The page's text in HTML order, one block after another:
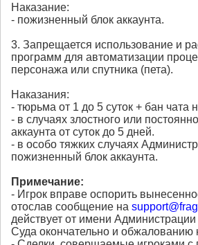
Наказание:
- пожизненный блок аккаунта.
3. Запрещается использование и
программ для автоматизации
персонажа или спутника (пета).
Наказания:
- тюрьма от 1 до 5 суток + бан чата
- в случаях злостного или
аккаунта от суток до 5 дней.
- в особо тяжких случаях
пожизненный блок аккаунта.
Примечание:
- Игрок вправе оспорить
отослав сообщение на
действует от имени
Суда окончательно и обжалованию